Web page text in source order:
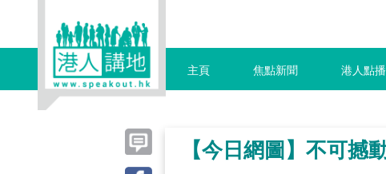
主頁 焦點新聞 港人點播
【今日網圖】不可撼